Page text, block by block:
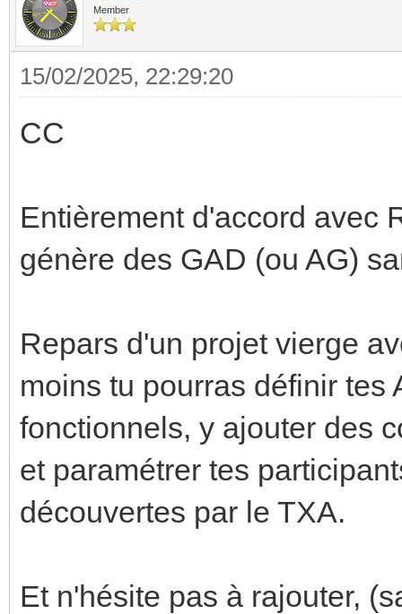
Member
15/02/2025, 22:29:20
CC
Entièrement d'accord avec
génère des GAD (ou AG)
Repars d'un projet vierge
moins tu pourras définir tes
fonctionnels, y ajouter des
et paramétrer tes
découvertes par le TXA.
Et n'hésite pas à rajouter,